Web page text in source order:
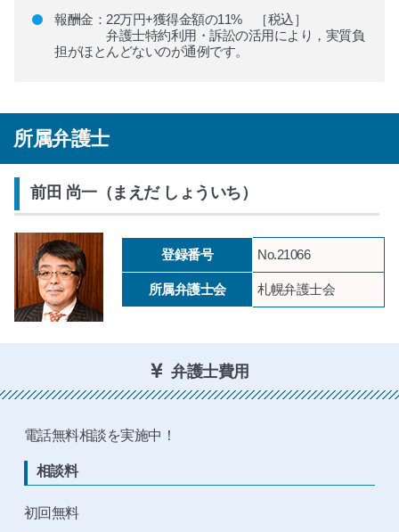
報酬金：22万円+獲得金額の11% ［税込］
弁護士特約利用・訴訟の活用により，実質負
担がほとんどないのが通例です。
所属弁護士
前田 尚一（まえだ しょういち）
登録番号 No.21066
所属弁護士会 札幌弁護士会
弁護士費用
電話無料相談を実施中！
相談料
初回無料